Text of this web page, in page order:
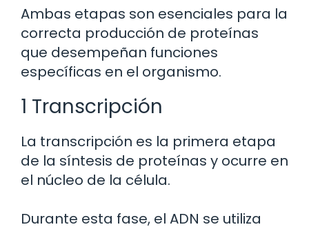
Ambas etapas son esenciales para la
correcta producción de proteínas
que desempeñan funciones
específicas en el organismo.
1 Transcripción
La transcripción es la primera etapa
de la síntesis de proteínas y ocurre en
el núcleo de la célula.
Durante esta fase, el ADN se utiliza